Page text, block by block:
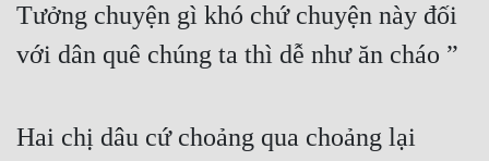
Tưởng chuyện gì khó chứ chuyện này đối
với dân quê chúng ta thì dễ như ăn cháo ”
Hai chị dâu cứ choảng qua choảng lại